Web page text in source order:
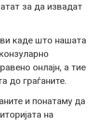
за да извадат
каде што нашата
онлајн, а тие
до граѓаните.
и понатаму да
на